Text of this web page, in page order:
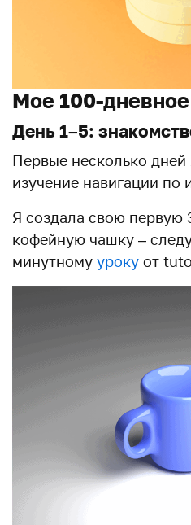
Мое 100-
День 1–5:
Первые несколько дней
изучение навигации по
Я создала свою первую
кофейную чашку –
минутному уроку от